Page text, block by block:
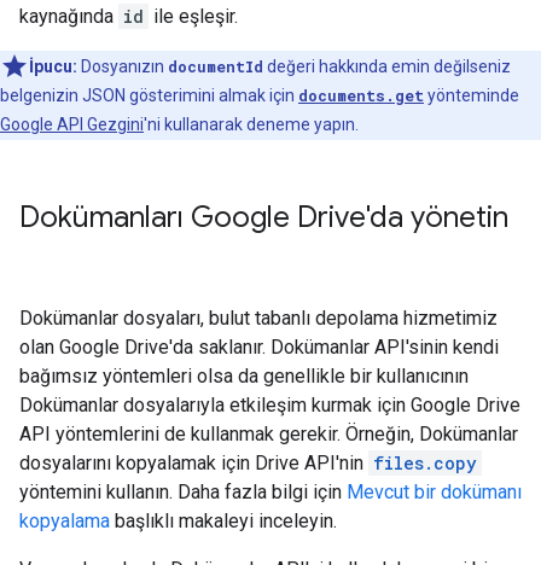
kaynağında id ile eşleşir.
İpucu: Dosyanızın documentId değeri hakkında emin değilseniz
belgenizin JSON gösterimini almak için documents.get yönteminde
Google API Gezgini'ni kullanarak deneme yapın.
Dokümanları Google Drive'da yönetin
Dokümanlar dosyaları, bulut tabanlı depolama hizmetimiz
olan Google Drive'da saklanır. Dokümanlar API'sinin kendi
bağımsız yöntemleri olsa da genellikle bir kullanıcının
Dokümanlar dosyalarıyla etkileşim kurmak için Google Drive
API yöntemlerini de kullanmak gerekir. Örneğin, Dokümanlar
dosyalarını kopyalamak için Drive API'nin files.copy
yöntemini kullanın. Daha fazla bilgi için Mevcut bir dokümanı
kopyalama başlıklı makaleyi inceleyin.